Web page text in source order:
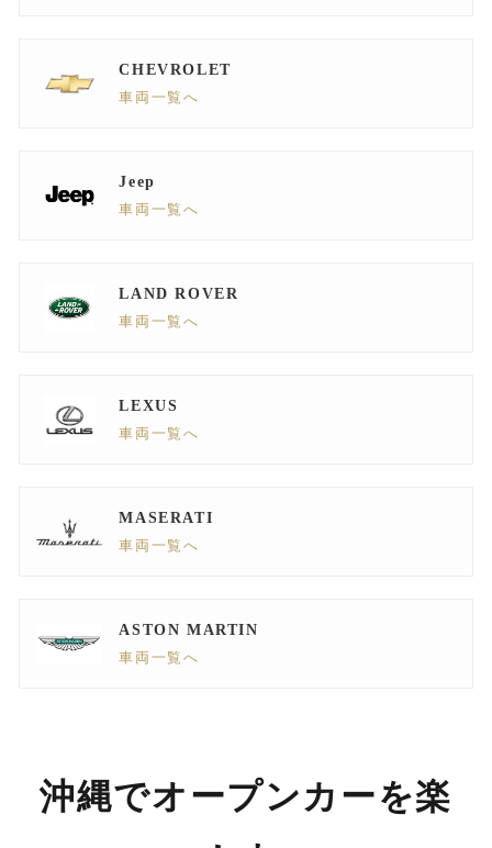
CHEVROLET
車両一覧へ
Jeep
車両一覧へ
LAND ROVER
車両一覧へ
LEXUS
車両一覧へ
MASERATI
車両一覧へ
ASTON MARTIN
車両一覧へ
沖縄でオープンカーを楽